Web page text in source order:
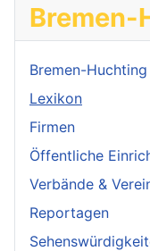
Bremen-
Bremen-Huchting
Lexikon
Firmen
Öffentliche
Verbände &
Reportagen